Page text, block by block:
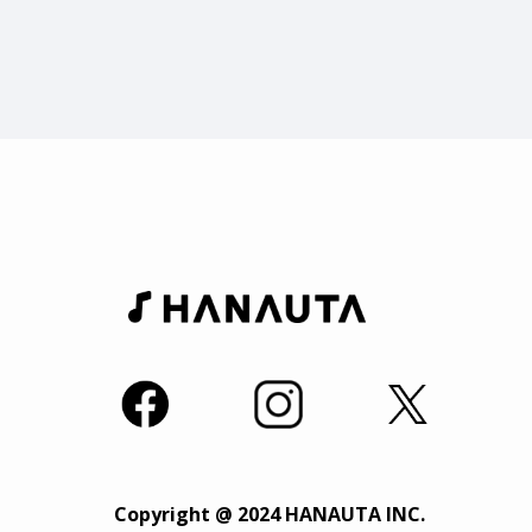
Copyright @ 2024 HANAUTA INC.